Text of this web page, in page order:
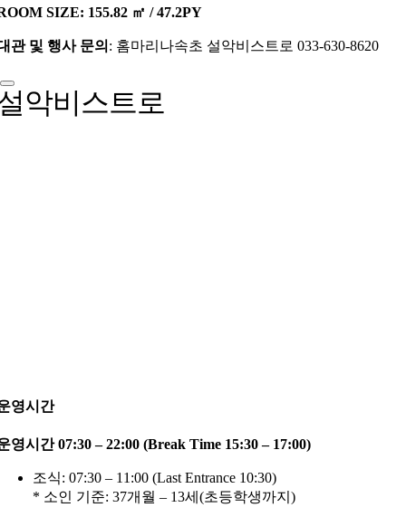
SIZE: 155.82 ㎡ / 47.2PY
관 및 행사 문의 : 홈마리나속초 설악비스트로 033-630-8620
악비스트로
영시간
영시간 07:30 – 22:00 (Break Time 15:30 – 17:00)
조식: 07:30 – 11:00 (Last Entrance 10:30)
* 소인 기준: 37개월 – 13세(초등학생까지)